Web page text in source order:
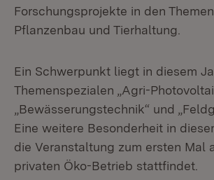
Forschungsprojekte in den
Pflanzenbau und Tierhaltung.
Ein Schwerpunkt liegt in diesem
Themenspezialen „Agri-
„Bewässerungstechnik“ und
Eine weitere Besonderheit in
die Veranstaltung zum ersten Mal
privaten Öko-Betrieb stattfindet.